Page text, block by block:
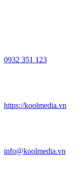
0932 351 123
https://koolmedia.vn
info@koolmedia.vn